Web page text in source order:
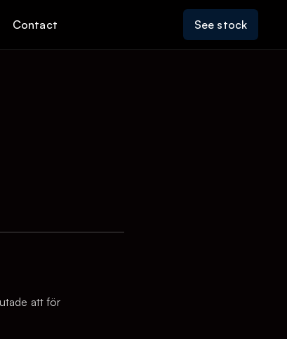
Contact See stock
att för